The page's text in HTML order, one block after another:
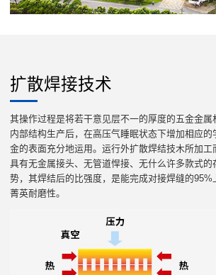
扩散焊接技术
其操作过程是将若干意见层不一的厚度的五金金属
内部结构生产后，在高压气睡眠状态下增加相应的
金的表面充分地运用。运行外扩散焊结技木所加
具有无金属接头、无管道悍接、无什么许多款式的
势，其焊结后的比强度，是能完成对接焊缝的95%
菁英耐磨性。